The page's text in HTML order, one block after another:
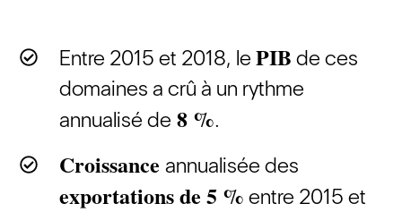
Entre 2015 et 2018, lePIB de ces
domaines a crû à un rythme
annualisé de 8 %.
Croissanceannualisée des
exportations de 5 % entre 2015 et